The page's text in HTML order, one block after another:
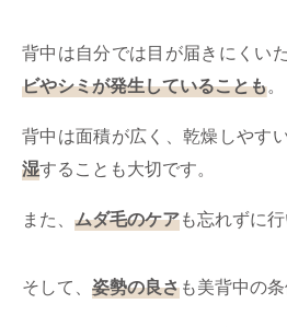
背中は自分では目が届きにくいた
ビやシミが発生していることも。
背中は面積が広く、乾燥しやす
湿することも大切です。
また、 ムダ毛のケアも忘れずに行
そして、 姿勢の良さも美背中の条